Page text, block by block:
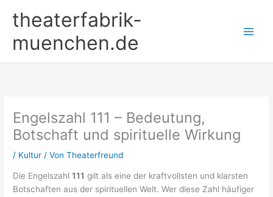
Inhalttheaterfabrik-
muenchen.de
Engelszahl 111 – Bedeutung,
Botschaft und spirituelle Wirkung
/ Kultur / VonTheaterfreund
Die Engelszahl111 gilt als eine der kraftvollsten und klarsten
Botschaften aus der spirituellen Welt. Wer diese Zahl häufiger